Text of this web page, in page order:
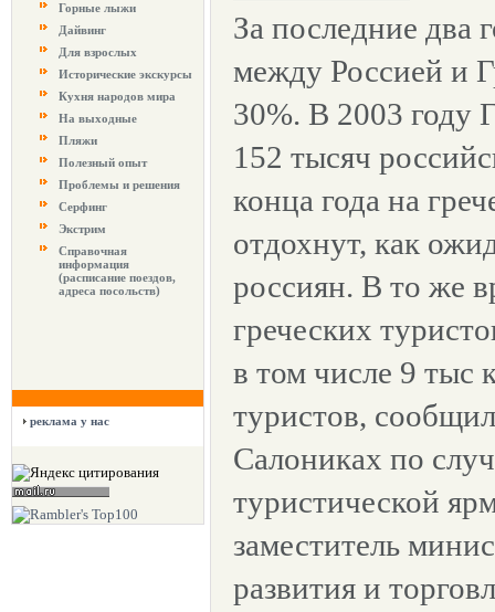
Горные лыжи
Дайвинг
Для взрослых
Исторические экскурсы
Кухня народов мира
На выходные
Пляжи
Полезный опыт
Проблемы и решения
Серфинг
Экстрим
Справочная
информация
(расписание поездов,
адреса посольств)
реклама у нас
За последние два
между Россией и
30%. В 2003 году
152 тысяч
конца года на
отдохнут, как
россиян. В то же
греческих
в том числе 9 тыс
туристов,
Салониках по
туристической
заместитель
развития и